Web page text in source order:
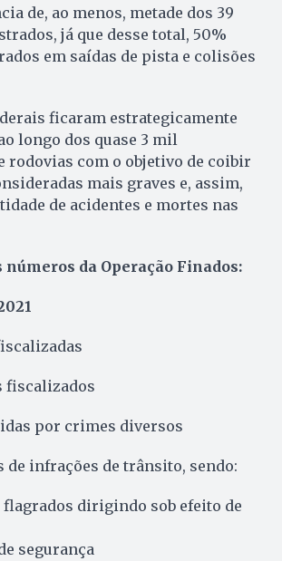
de, ao menos, metade dos 39
já que desse total, 50%
em saídas de pista e colisões
ficaram estrategicamente
longo dos quase 3 mil
rodovias com o objetivo de coibir
mais graves e, assim,
de acidentes e mortes nas
números da Operação Finados:
fiscalizados
por crimes diversos
de infrações de trânsito, sendo:
dirigindo sob efeito de
segurança